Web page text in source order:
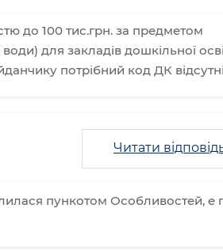
до 100 тис.грн. за предметом
для закладів дошкільної
потрібний код ДК
Читати
пункотом Особливостей, е